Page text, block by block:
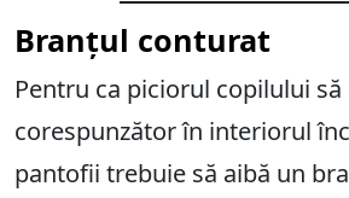
Branțul conturat
Pentru ca piciorul copilului să
corespunzător în interiorul
pantofii trebuie să aibă un